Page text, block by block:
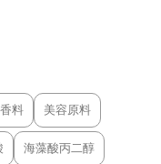
料 美容原料
海藻酸丙二醇